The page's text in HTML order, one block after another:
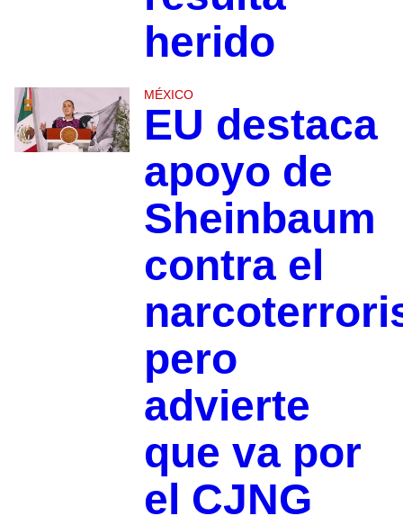
herido
MÉXICO
EU destaca
apoyo de
Sheinbaum
contra el
pero
advierte
que va por
el CJNG